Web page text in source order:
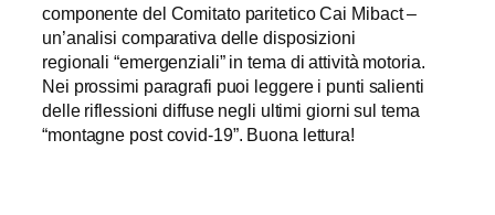
componente del Comitato paritetico Cai Mibact –
un’analisi comparativa delle disposizioni
regionali “emergenziali” in tema di attività motoria.
Nei prossimi paragrafi puoi leggere i punti salienti
delle riflessioni diffuse negli ultimi giorni sul tema
“montagne post covid-19”. Buona lettura!